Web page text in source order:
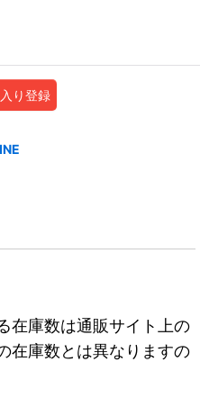
り登録
在庫数は通販サイト上の
在庫数とは異なりますの